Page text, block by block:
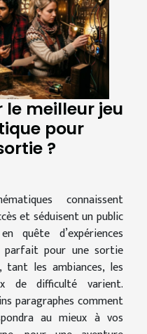
meilleur jeu
pour
?
connaissent
et séduisent un public
quête d’expériences
parfait pour une sortie
tant les ambiances, les
de difficulté varient.
paragraphes comment
au mieux à vos